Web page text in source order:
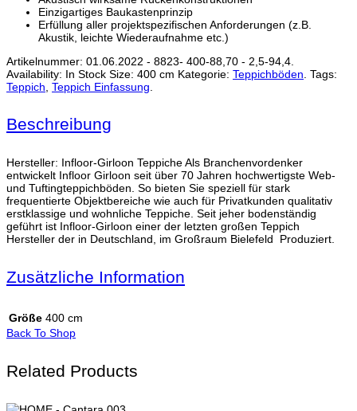
Einzigartiges Baukastenprinzip
Erfüllung aller projektspezifischen Anforderungen (z.B.
Akustik, leichte Wiederaufnahme etc.)
Artikelnummer: 01.06.2022 - 8823- 400-88,70 - 2,5-94,4
Availability: In Stock Size: 400 cm Kategorie: Teppichböden Tags:
Teppich Teppich Einfassung
Beschreibung
Hersteller: Infloor-Girloon Teppiche Als Branchenvordenker
entwickelt Infloor Girloon seit über 70 Jahren hochwertigste Web-
und Tuftingteppichböden. So bieten Sie speziell für stark
frequentierte Objektbereiche wie auch für Privatkunden qualitativ
erstklassige und wohnliche Teppiche. Seit jeher bodenständig
geführt ist Infloor-Girloon einer der letzten großen Teppich
Hersteller der in Deutschland, im Großraum Bielefeld
Produziert.
Zusätzliche Information
Größe 400 cm
Back To Shop
Related Products